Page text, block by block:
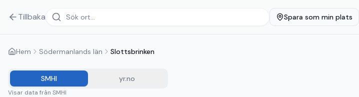
Tillbaka Spara som min plats
Hem Södermanlands län Slottsbrinken
SMHI yr.no
Visar data från SMHI